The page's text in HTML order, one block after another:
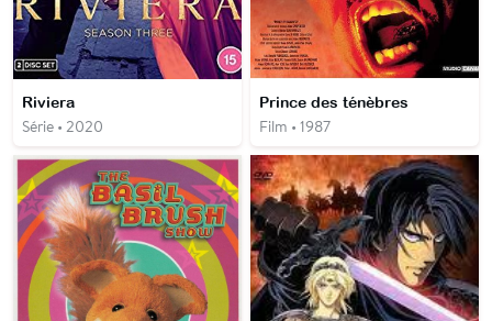
Riviera
Série • 2020
Prince des ténèbres
Film • 1987